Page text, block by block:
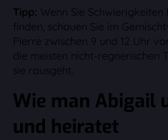
Tipp: Wenn Sie Schwierigkeiten
finden, schauen Sie im
Pierre zwischen 9 und 12 Uhr
die meisten nicht-regnerischen
sie rausgeht.
Wie man Abigail
und heiratet